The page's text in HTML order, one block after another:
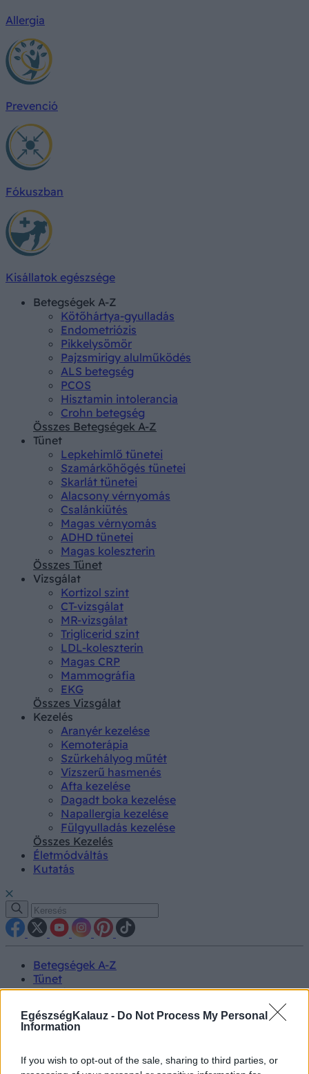
EgészségKalauz - Do Not Process My Personal
Information
If you wish to opt-out of the sale, sharing to third parties, or
Allergia
Prevenció
Fókuszban
Kisállatok egészsége
Betegségek A-Z
Kötőhártya-gyulladás
Endometriózis
Pikkelysömör
Pajzsmirigy alulműködés
ALS betegség
PCOS
Hisztamin intolerancia
Crohn betegség
Összes Betegségek A-Z
Tünet
Lepkehimlő tünetei
Szamárköhögés tünetei
Skarlát tünetei
Alacsony vérnyomás
Csalánkiütés
Magas vérnyomás
ADHD tünetei
Magas koleszterin
Összes Tünet
Vizsgálat
Kortizol szint
CT-vizsgálat
MR-vizsgálat
Triglicerid szint
LDL-koleszterin
Magas CRP
Mammográfia
EKG
Összes Vizsgálat
Kezelés
Aranyér kezelése
Kemoterápia
Szürkehályog műtét
Vízszerű hasmenés
Afta kezelése
Dagadt boka kezelése
Napallergia kezelése
Fülgyulladás kezelése
Összes Kezelés
Életmódváltás
Kutatás
Betegségek A-Z
Tünet
Vizsgálat
Életmódváltás
Kutatás
Hírek